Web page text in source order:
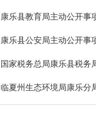
康乐县教育局主动公开事
康乐县公安局主动公开事
国家税务总局康乐县税务
临夏州生态环境局康乐分